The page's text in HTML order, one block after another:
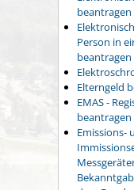
beantragen
Person in
beantragen
Elterngeld
EMAS -
beantragen
Emissions-